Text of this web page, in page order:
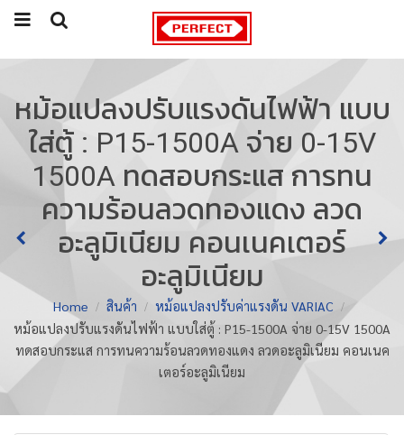
หม้อแปลงปรับแรงดันไฟฟ้า แบบ
ใส่ตู้ : P15-1500A จ่าย 0-15V
1500A ทดสอบกระแส การทน
ความร้อนลวดทองแดง ลวด
อะลูมิเนียม คอนเนคเตอร์
อะลูมิเนียม
Home สินค้า
หม้อแปลงปรับค่าแรงดัน VARIAC
หม้อแปลงปรับแรงดันไฟฟ้า แบบใส่ตู้ : P15-1500A จ่าย 0-15V 1500A
ทดสอบกระแส การทนความร้อนลวดทองแดง ลวดอะลูมิเนียม คอนเนค
เตอร์อะลูมิเนียม